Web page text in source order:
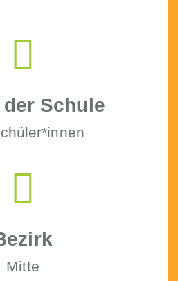
Schule
Mitte